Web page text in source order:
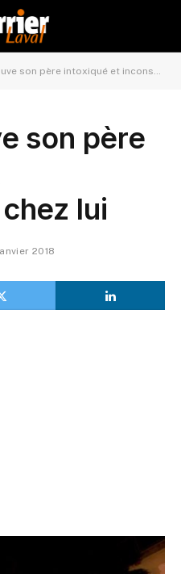
son père intoxiqué et inconscient chez lui
son père
lui
2018